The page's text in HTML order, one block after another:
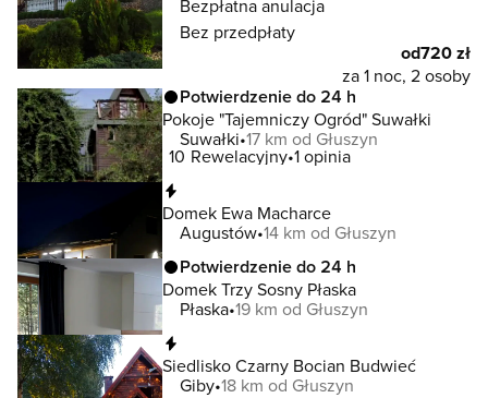
Bezpłatna anulacja
Bez przedpłaty
od720 zł
za 1 noc, 2 osoby
Potwierdzenie do 24 h
Pokoje "Tajemniczy Ogród" Suwałki
Suwałki 17 km od Głuszyn
10 Rewelacyjny 1 opinia
Domek Ewa Macharce
Augustów 14 km od Głuszyn
Potwierdzenie do 24 h
Domek Trzy Sosny Płaska
Płaska 19 km od Głuszyn
Siedlisko Czarny Bocian Budwieć
Giby 18 km od Głuszyn